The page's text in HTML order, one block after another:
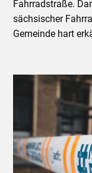
Fahrradstraße.
sächsischer
Gemeinde hart